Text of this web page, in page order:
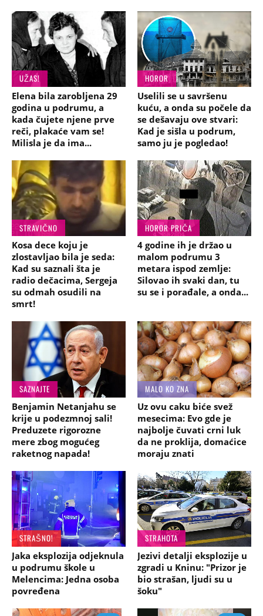
UŽAS!
Elena bila zarobljena 29
godina u podrumu, a
kada čujete njene prve
reči, plakaće vam se!
Milisla je da ima...
HOROR
Uselili se u savršenu
kuću, a onda su počele da
se dešavaju ove stvari:
Kad je sišla u podrum,
samo ju je pogledao!
STRAVIČNO
Kosa dece koju je
zlostavljao bila je seda:
Kad su saznali šta je
radio dečacima, Sergeja
su odmah osudili na
smrt!
HOROR PRIČA
4 godine ih je držao u
malom podrumu 3
metara ispod zemlje:
Silovao ih svaki dan, tu
su se i porađale, a onda...
SAZNAJTE
Benjamin Netanjahu se
krije u podezmnoj sali!
Preduzete rigorozne
mere zbog mogućeg
raketnog napada!
MALO KO ZNA
Uz ovu caku biće svež
mesecima: Evo gde je
najbolje čuvati crni luk
da ne proklija, domaćice
moraju znati
STRAŠNO!
Jaka eksplozija odjeknula
u podrumu škole u
Melencima: Jedna osoba
povređena
STRAHOTA
Jezivi detalji eksplozije u
zgradi u Kninu: "Prizor je
bio strašan, ljudi su u
šoku"